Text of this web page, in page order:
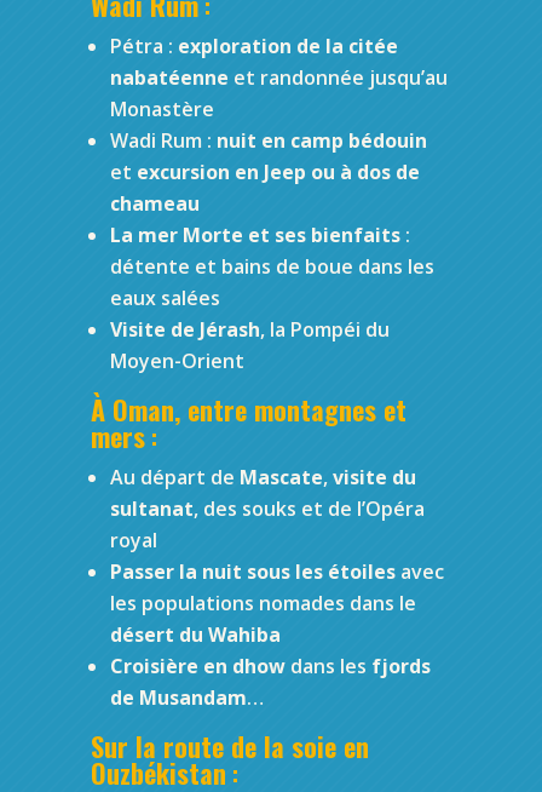
Pétra : exploration de la citée
nabatéenne et randonnée jusqu’au
Monastère
Wadi Rum : nuit en camp bédouin
et excursion en Jeep ou à dos de
chameau
La mer Morte et ses bienfaits:
détente et bains de boue dans les
eaux salées
Visite de Jérash, la Pompéi du
Moyen-Orient
À Oman, entre montagnes et
mers:
Au départ de Mascate,visite du
sultanat, des souks et de l’Opéra
royal
Passer la nuit sous les étoilesavec
les populations nomades dans le
désert du Wahiba
Croisière en dhowdans les fjords
de Musandam…
Sur la route de la soie en
Ouzbékistan :